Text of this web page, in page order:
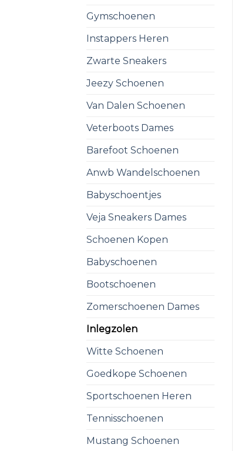
Gymschoenen
Instappers Heren
Zwarte Sneakers
Jeezy Schoenen
Van Dalen Schoenen
Veterboots Dames
Barefoot Schoenen
Anwb Wandelschoenen
Babyschoentjes
Veja Sneakers Dames
Schoenen Kopen
Babyschoenen
Bootschoenen
Zomerschoenen Dames
Inlegzolen
Witte Schoenen
Goedkope Schoenen
Sportschoenen Heren
Tennisschoenen
Mustang Schoenen